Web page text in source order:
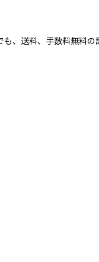
、送料、手数料無料の